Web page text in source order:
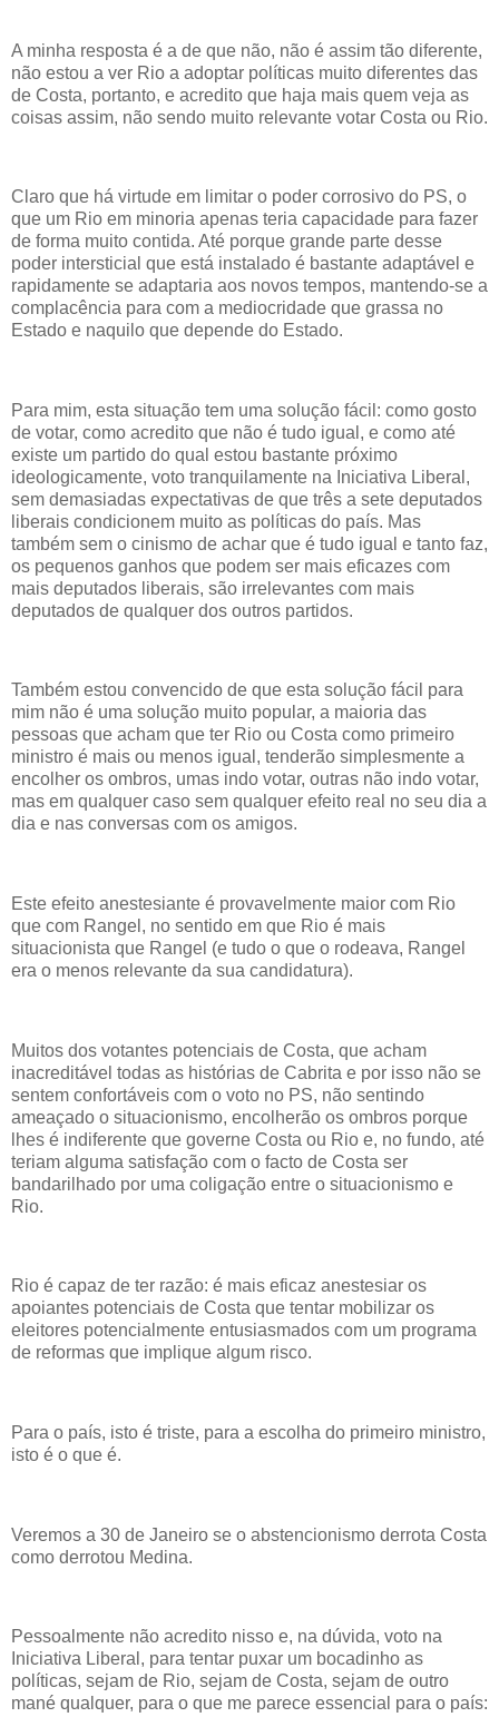
A minha resposta é a de que não, não é assim tão diferente,
não estou a ver Rio a adoptar políticas muito diferentes das
de Costa, portanto, e acredito que haja mais quem veja as
coisas assim, não sendo muito relevante votar Costa ou Rio.
Claro que há virtude em limitar o poder corrosivo do PS, o
que um Rio em minoria apenas teria capacidade para fazer
de forma muito contida. Até porque grande parte desse
poder intersticial que está instalado é bastante adaptável e
rapidamente se adaptaria aos novos tempos, mantendo-se a
complacência para com a mediocridade que grassa no
Estado e naquilo que depende do Estado.
Para mim, esta situação tem uma solução fácil: como gosto
de votar, como acredito que não é tudo igual, e como até
existe um partido do qual estou bastante próximo
ideologicamente, voto tranquilamente na Iniciativa Liberal,
sem demasiadas expectativas de que três a sete deputados
liberais condicionem muito as políticas do país. Mas
também sem o cinismo de achar que é tudo igual e tanto faz,
os pequenos ganhos que podem ser mais eficazes com
mais deputados liberais, são irrelevantes com mais
deputados de qualquer dos outros partidos.
Também estou convencido de que esta solução fácil para
mim não é uma solução muito popular, a maioria das
pessoas que acham que ter Rio ou Costa como primeiro
ministro é mais ou menos igual, tenderão simplesmente a
encolher os ombros, umas indo votar, outras não indo votar,
mas em qualquer caso sem qualquer efeito real no seu dia a
dia e nas conversas com os amigos.
Este efeito anestesiante é provavelmente maior com Rio
que com Rangel, no sentido em que Rio é mais
situacionista que Rangel (e tudo o que o rodeava, Rangel
era o menos relevante da sua candidatura).
Muitos dos votantes potenciais de Costa, que acham
inacreditável todas as histórias de Cabrita e por isso não se
sentem confortáveis com o voto no PS, não sentindo
ameaçado o situacionismo, encolherão os ombros porque
lhes é indiferente que governe Costa ou Rio e, no fundo, até
teriam alguma satisfação com o facto de Costa ser
bandarilhado por uma coligação entre o situacionismo e
Rio.
Rio é capaz de ter razão: é mais eficaz anestesiar os
apoiantes potenciais de Costa que tentar mobilizar os
eleitores potencialmente entusiasmados com um programa
de reformas que implique algum risco.
Para o país, isto é triste, para a escolha do primeiro ministro,
isto é o que é.
Veremos a 30 de Janeiro se o abstencionismo derrota Costa
como derrotou Medina.
Pessoalmente não acredito nisso e, na dúvida, voto na
Iniciativa Liberal, para tentar puxar um bocadinho as
políticas, sejam de Rio, sejam de Costa, sejam de outro
mané qualquer, para o que me parece essencial para o país: